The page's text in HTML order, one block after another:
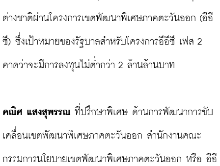
ต่างชาติผ่านโครงการเขตพัฒนาพิเศษภาคตะวันออก (อีอี
ซี) ซึ่งเป้าหมายของรัฐบาลสำหรับโครงการอีอีซี เฟส 2
คาดว่าจะมีการลงทุนไม่ต่ำกว่า 2 ล้านล้านบาท
คณิศ แสงสุพรรณ ที่ปรึกษาพิเศษ ด้านการพัฒนาการขับ
เคลื่อนเขตพัฒนาพิเศษภาคตะวันออก สำนักงานคณะ
กรรมการนโยบายเขตพัฒนาพิเศษภาคตะวันออก หรือ อีอี